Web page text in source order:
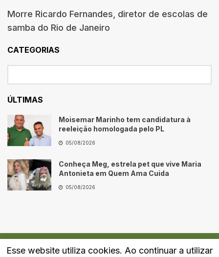
Morre Ricardo Fernandes, diretor de escolas de
samba do Rio de Janeiro
CATEGORIAS
ÚLTIMAS
Moisemar Marinho tem candidatura à
reeleição homologada pelo PL
05/08/2026
Conheça Meg, estrela pet que vive Maria
Antonieta em Quem Ama Cuida
05/08/2026
Quem Somos Fale Conosco Política de Privacidade
Esse website utiliza cookies. Ao continuar a utilizar